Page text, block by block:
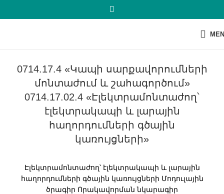
0714.17.4 «Կապի սարքավորումների
մոնտաժում և շահագործում»
0714.17.02.4 «Էլեկտրամոնտաժող՝
էլեկտրակապի և լարային
հաղորդումների գծային
կառույցների»
Էլեկտրամոնտաժող՝ էլեկտրակապի և լարային
հաղորդումների գծային կառույցների Մոդուլային
ծրագիր Որակավորման նկարագիր